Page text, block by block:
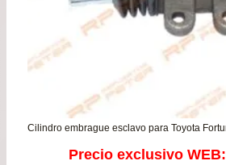
Precio exclusivo WEB: